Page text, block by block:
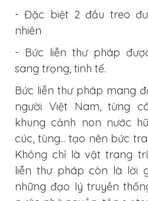
- Đặc biệt 2 đầu treo
nhiên
- Bức liễn thư pháp
sang trọng, tinh tế.
Bức liễn thư pháp mang
người Việt Nam, từng
khung cảnh non nước
cúc, tùng... tạo nên bức
Không chỉ là vật trang
liễn thư pháp còn là lời
những đạo lý truyền